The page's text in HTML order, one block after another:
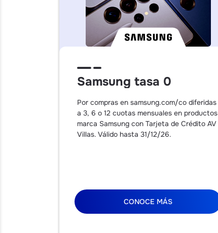
Samsung tasa 0
Por compras en samsung.com/co diferidas
a 3, 6 o 12 cuotas mensuales en productos
marca Samsung con Tarjeta de Crédito AV
Villas. Válido hasta 31/12/26.
CONOCE MÁS